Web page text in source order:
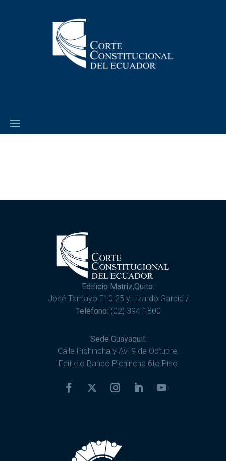
Edificio Matriz,Quito:
José Tamayo E10 25 y Lizardo García /
Teléfono: (02) 394-1800
Sede Guayaquil:
Calle Pichincha y Av. 9 de Octubre.
Edificio Banco Pichincha 6to Piso